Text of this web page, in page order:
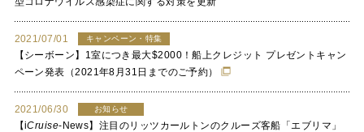
2021/07/01 キャンペーン・特集
【シーボーン】1室につき最大$2000！船上クレジット プレゼントキャン
ペーン発表（2021年8月31日までのご予約）
2021/06/30 お知らせ
【iCruise-News】注目のリッツカールトンのクルーズ客船「エブリマ」